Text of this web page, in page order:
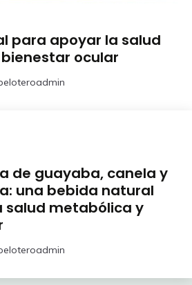
para apoyar la salud
ocular
de guayaba, canela y
una bebida natural
salud metabólica y